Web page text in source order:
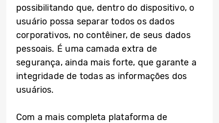
possibilitando que, dentro do dispositivo, o
usuário possa separar todos os dados
corporativos, no contêiner, de seus dados
pessoais. É uma camada extra de
segurança, ainda mais forte, que garante a
integridade de todas as informações dos
usuários.
Com a mais completa plataforma de